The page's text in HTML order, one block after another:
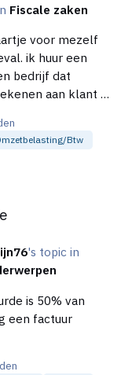
Fiscale zaken
bedrijf dat
aan klant B
hele
btw
's topic in
is 50% van
een factuur